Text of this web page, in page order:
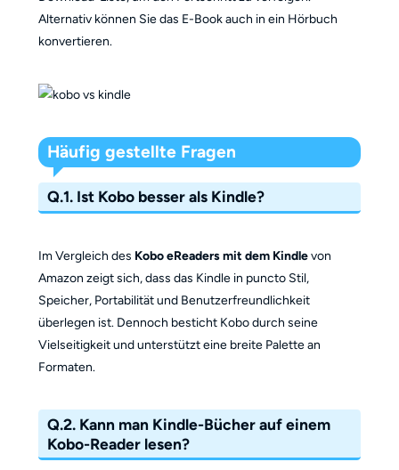
Alternativ können Sie das E-Book auch in ein Hörbuch
konvertieren.
Häufig gestellte Fragen
Q.1. Ist Kobo besser als Kindle?
Im Vergleich des Kobo eReaders mit dem Kindlevon
Amazon zeigt sich, dass das Kindle in puncto Stil,
Speicher, Portabilität und Benutzerfreundlichkeit
überlegen ist. Dennoch besticht Kobo durch seine
Vielseitigkeit und unterstützt eine breite Palette an
Formaten.
Q.2. Kann man Kindle-Bücher auf einem
Kobo-Reader lesen?